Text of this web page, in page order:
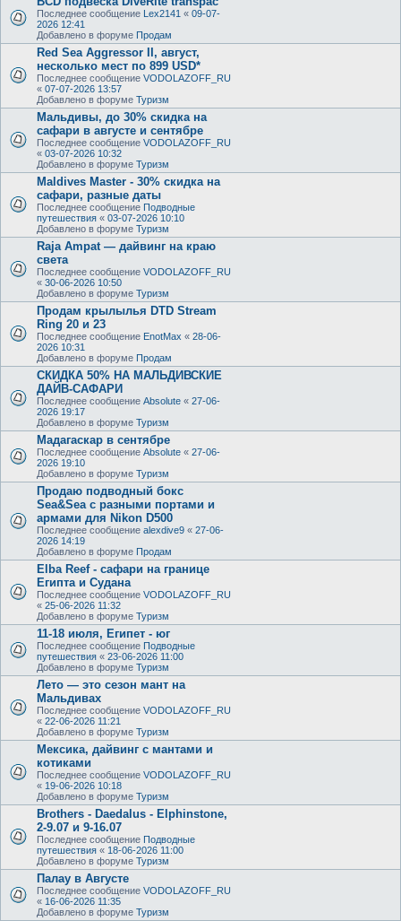
Последнее сообщение Lex2141 « 09-07-
2026 12:41
Добавлено в форуме Продам
Red Sea Aggressor II, август,
несколько мест по 899 USD*
Последнее сообщение VODOLAZOFF_RU
« 07-07-2026 13:57
Добавлено в форуме Туризм
Мальдивы, до 30% скидка на
сафари в августе и сентябре
Последнее сообщение VODOLAZOFF_RU
« 03-07-2026 10:32
Добавлено в форуме Туризм
Maldives Master - 30% скидка на
сафари, разные даты
Последнее сообщение Подводные
путешествия « 03-07-2026 10:10
Добавлено в форуме Туризм
Raja Ampat — дайвинг на краю
света
Последнее сообщение VODOLAZOFF_RU
« 30-06-2026 10:50
Добавлено в форуме Туризм
Продам крылылья DTD Stream
Ring 20 и 23
Последнее сообщение EnotMax « 28-06-
2026 10:31
Добавлено в форуме Продам
СКИДКА 50% НА МАЛЬДИВСКИЕ
ДАЙВ-САФАРИ
Последнее сообщение Absolute « 27-06-
2026 19:17
Добавлено в форуме Туризм
Мадагаскар в сентябре
Последнее сообщение Absolute « 27-06-
2026 19:10
Добавлено в форуме Туризм
Продаю подводный бокс
Sea&Sea с разными портами и
армами для Nikon D500
Последнее сообщение alexdive9 « 27-06-
2026 14:19
Добавлено в форуме Продам
Elba Reef - сафари на границе
Египта и Судана
Последнее сообщение VODOLAZOFF_RU
« 25-06-2026 11:32
Добавлено в форуме Туризм
11-18 июля, Египет - юг
Последнее сообщение Подводные
путешествия « 23-06-2026 11:00
Добавлено в форуме Туризм
Лето — это сезон мант на
Мальдивах
Последнее сообщение VODOLAZOFF_RU
« 22-06-2026 11:21
Добавлено в форуме Туризм
Мексика, дайвинг с мантами и
котиками
Последнее сообщение VODOLAZOFF_RU
« 19-06-2026 10:18
Добавлено в форуме Туризм
Brothers - Daedalus - Elphinstone,
2-9.07 и 9-16.07
Последнее сообщение Подводные
путешествия « 18-06-2026 11:00
Добавлено в форуме Туризм
Палау в Августе
Последнее сообщение VODOLAZOFF_RU
« 16-06-2026 11:35
Добавлено в форуме Туризм